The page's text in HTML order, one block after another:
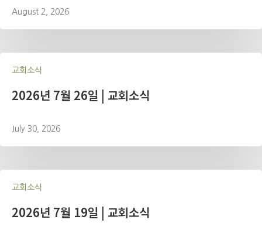
August 2, 2026
교회소식
2026년 7월 26일 | 교회소식
July 30, 2026
교회소식
2026년 7월 19일 | 교회소식